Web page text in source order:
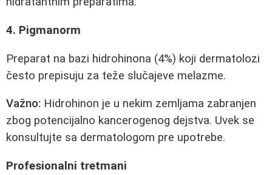
4. Pigmanorm
Preparat na bazi hidrohinona (4%) koji dermatolozi
često prepisuju za teže slučajeve melazme.
Važno: Hidrohinon je u nekim zemljama zabranjen
zbog potencijalno kancerogenog dejstva. Uvek se
konsultujte sa dermatologom pre upotrebe.
Profesionalni tretmani